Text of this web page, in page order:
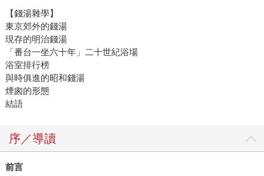
【錢湯雜學】
東京郊外的錢湯
現存的明治錢湯
「番台一坐六十年」二十世紀浴場
浴室排行榜
與時俱進的昭和錢湯
煙囪的形態
結語
序／導讀
前言